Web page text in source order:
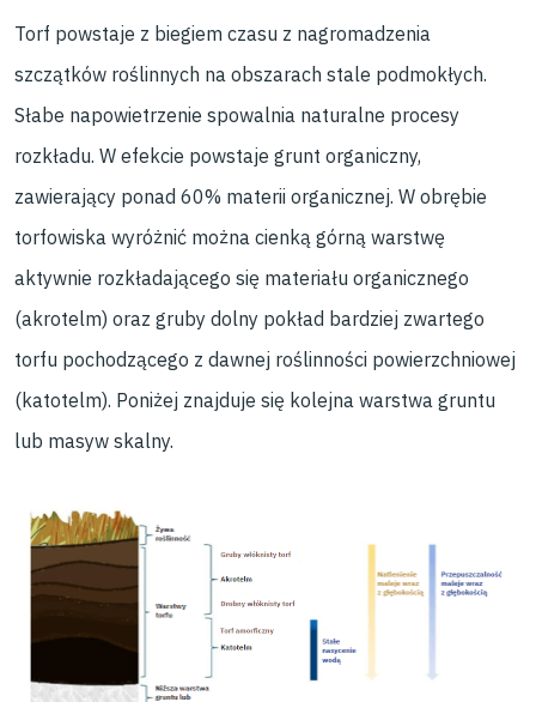
Torf powstaje z biegiem czasu z nagromadzenia
szczątków roślinnych na obszarach stale podmokłych.
Słabe napowietrzenie spowalnia naturalne procesy
rozkładu. W efekcie powstaje grunt organiczny,
zawierający ponad 60% materii organicznej. W obrębie
torfowiska wyróżnić można cienką górną warstwę
aktywnie rozkładającego się materiału organicznego
(akrotelm) oraz gruby dolny pokład bardziej zwartego
torfu pochodzącego z dawnej roślinności powierzchniowej
(katotelm). Poniżej znajduje się kolejna warstwa gruntu
lub masyw skalny.